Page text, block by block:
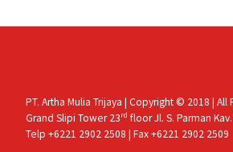
PT. Artha Mulia Trijaya | Copyright © 2018 | All
Grand Slipi Tower 23rd floor Jl. S. Parman
Telp +6221 2902 2508 | Fax +6221 2902 2509